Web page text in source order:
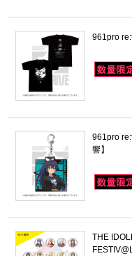
ラブライブ！
ラブライブ！サンシャイン‼
ラブライブ！スーパースター!!
アイドリッシュセブン
モフモフパレード
961pro
961pro
響】
THE